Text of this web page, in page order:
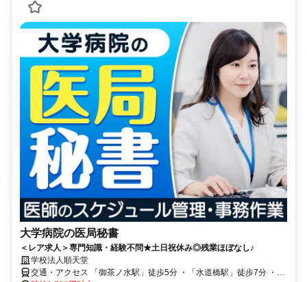
大学病院の医局秘書
＜レア求人＞専門知識・経験不問★土日祝休み◎残業ほぼなし♪
学校法人順天堂
交通・アクセス 「御茶ノ水駅」徒歩5分 ・「水道橋駅」徒歩7分 ・